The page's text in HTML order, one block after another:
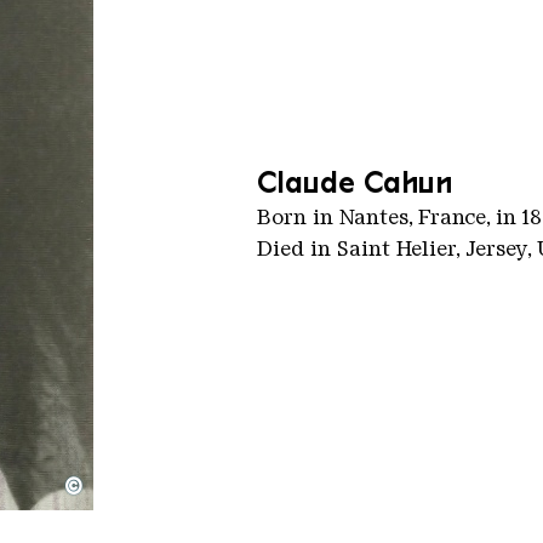
©
Claude Cahun
Born in Nantes, France, in
Died in Saint Helier, Jersey,